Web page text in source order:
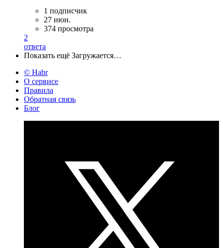
1 подписчик
27 июн.
374 просмотра
2
ответа
Показать ещё Загружается…
© Habr
О сервисе
Правила
Обратная связь
Блог